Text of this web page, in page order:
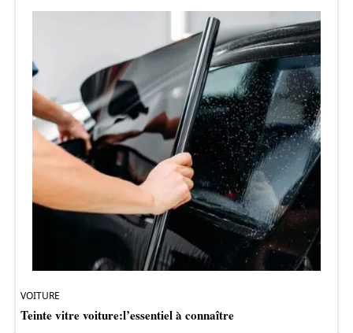
VOITURE
Teinte vitre voiture:l’essentiel à connaître